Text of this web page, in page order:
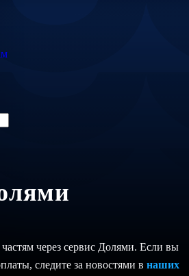
через сервис Долями. Если вы
следите за новостями в наших